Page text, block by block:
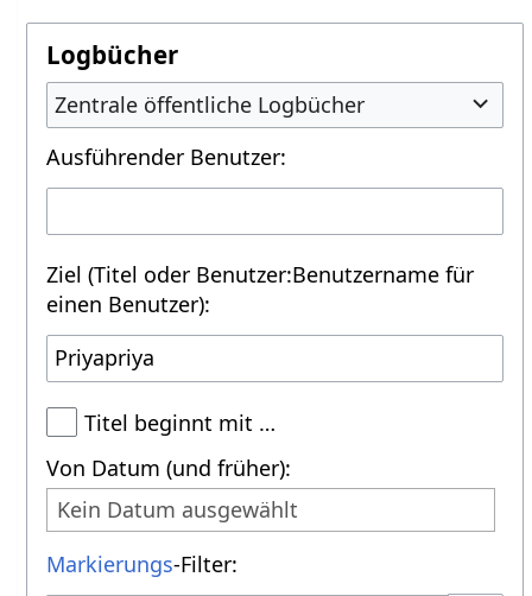
Logbücher
Zentrale öffentliche Logbücher
Ausführender Benutzer:
Ziel (Titel oder Benutzer:Benutzername für
einen Benutzer):
Titel beginnt mit …
Von Datum (und früher):
Kein Datum ausgewählt
Markierungs-Filter: